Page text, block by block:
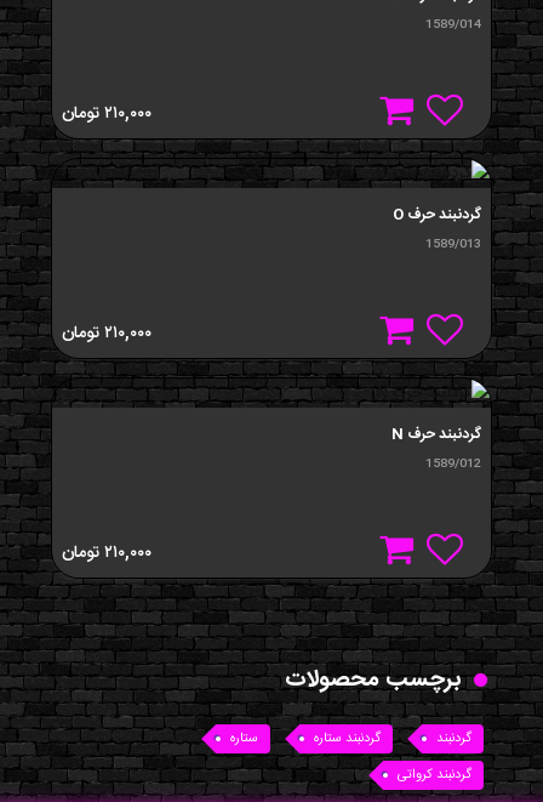
1589/014
۲۱۰,۰۰۰تومان
گردنبند حرف O
1589/013
۲۱۰,۰۰۰تومان
گردنبند حرف N
1589/012
۲۱۰,۰۰۰تومان
برچسب محصولات
گردنبند گردنبند ستاره
ستاره
گردنبند کرواتی